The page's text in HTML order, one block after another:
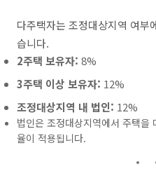
다주택자는 조정대상지역 여부
습니다.
2주택 보유자: 8%
3주택 이상 보유자: 12%
조정대상지역 내 법인: 12%
법인은 조정대상지역에서 주택
율이 적용됩니다.